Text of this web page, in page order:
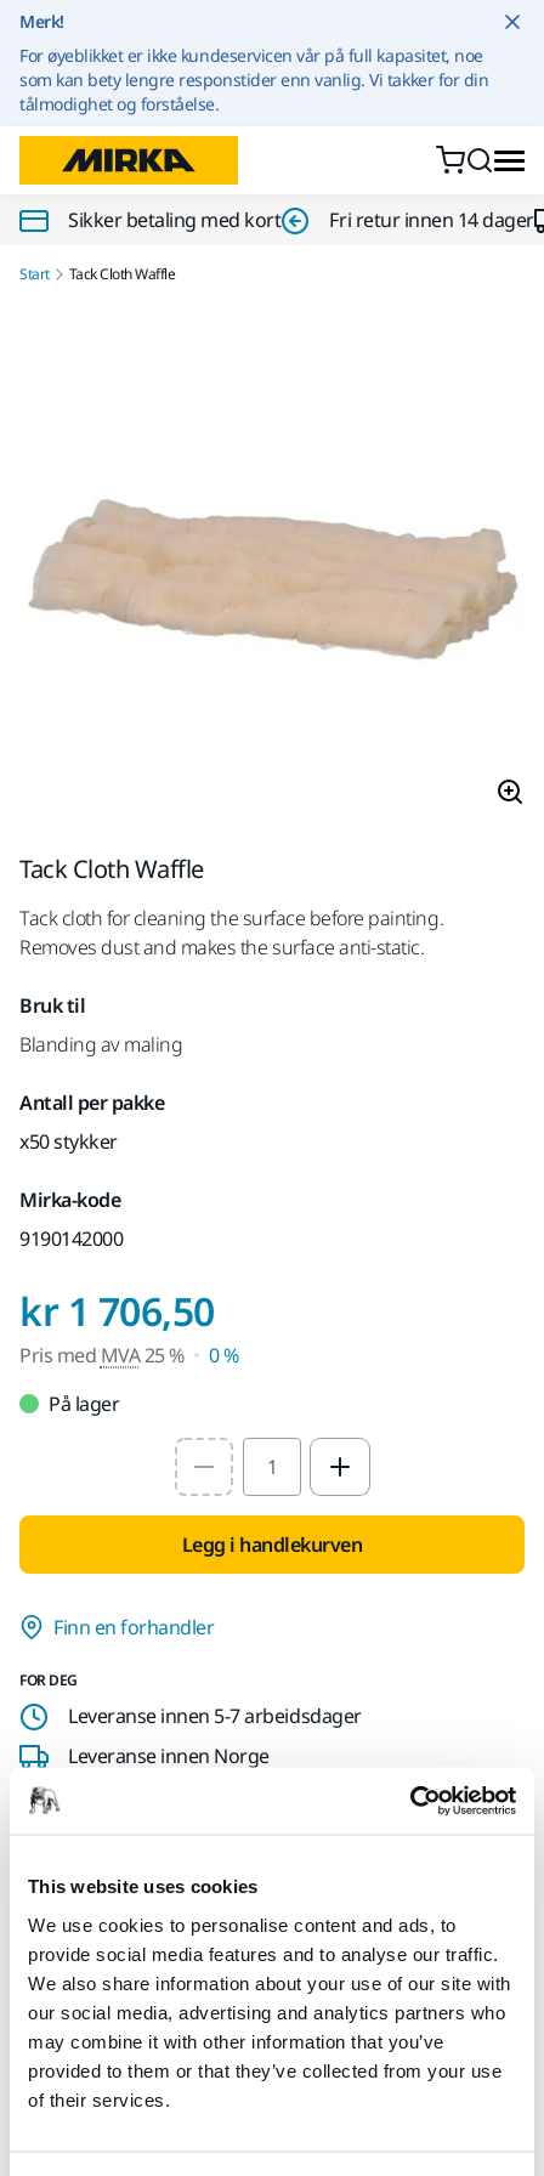
This website uses cookies
We use cookies to personalise content and ads, to
provide social media features and to analyse our traffic.
We also share information about your use of our site with
our social media, advertising and analytics partners who
may combine it with other information that you’ve
provided to them or that they’ve collected from your use
of their services.
Merk!
For øyeblikket er ikke kundeservicen vår på full kapasitet, noe
som kan bety lengre responstider enn vanlig. Vi takker for din
tålmodighet og forståelse.
Sikker betaling med kort Fri retur innen 14 dager
Start Tack Cloth Waffle
Tack Cloth Waffle
Tack cloth for cleaning the surface before painting.
Removes dust and makes the surface anti-static.
Bruk til
Blanding av maling
Antall per pakke
x50 stykker
Mirka-kode
9190142000
kr 1 706,50Pris med MVA 25
Pris med MVA25 %
0 %
På lager
Select quantity value
Legg i handlekurven
Finn en forhandler
FOR DEG
Leveranse innen 5-7 arbeidsdager
Leveranse innen Norge
Spore pakken
Produktinformasjon
Nedlastinger